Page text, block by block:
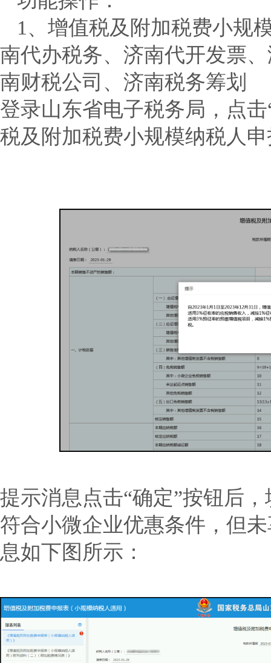
1、增值税及附加税费小规
南代办税务、济南代开发票
南财税公司、济南税务筹划
登录山东省电子税务局，点
税及附加税费小规模纳税人
提示消息点击“确定”按钮后
符合小微企业优惠条件，但
息如下图所示：